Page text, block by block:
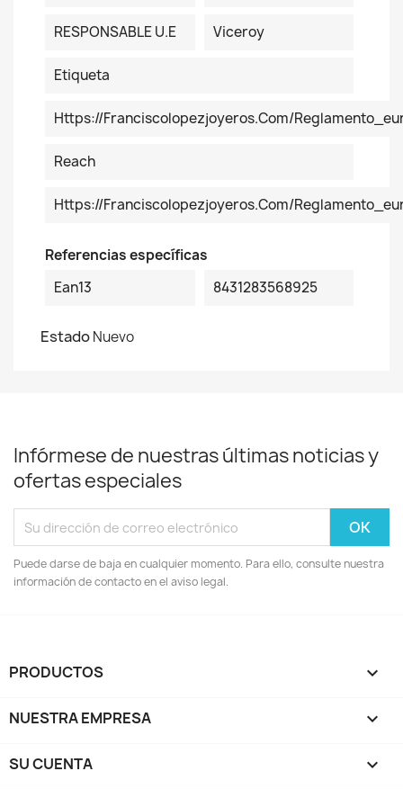
RESPONSABLE U.E Viceroy
Etiqueta
Https://franciscolopezjoyeros.com/
Reach
Https://franciscolopezjoyeros.com/
Referencias específicas
Ean13
8431283568925
EstadoNuevo
Infórmese de nuestras últimas noticias y
ofertas especiales
Puede darse de baja en cualquier momento. Para ello, consulte nuestra
información de contacto en el aviso legal.
PRODUCTOS 
NUESTRA EMPRESA 
SU CUENTA 